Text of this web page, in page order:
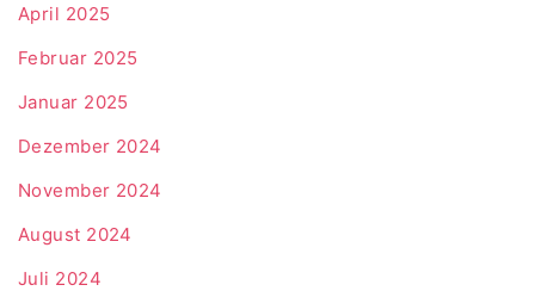
April 2025
Februar 2025
Januar 2025
Dezember 2024
November 2024
August 2024
Juli 2024